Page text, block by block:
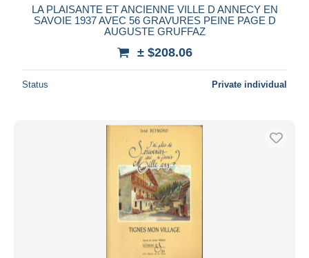
LA PLAISANTE ET ANCIENNE VILLE D ANNECY EN
SAVOIE 1937 AVEC 56 GRAVURES PEINE PAGE D
AUGUSTE GRUFFAZ
± $208.06
Status Private individual